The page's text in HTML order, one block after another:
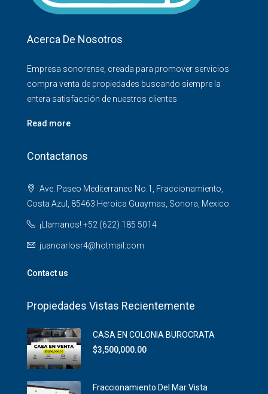
Acerca De Nosotros
Empresa sonorense, creada para promover servicios
compra venta de propiedades buscando siempre la
entera satisfacción de nuestros clientes
Read more
Contactanos
Ave. Paseo Mediterraneo No.1, Fraccionamiento,
Costa Azul, 85463 Heroica Guaymas, Sonora, Mexico.
¡Llamanos! +52 (622) 185 5014
juancarlosr4@hotmail.com
Contact us
Propiedades Vistas Recientemente
CASA EN COLONIA BUROCRATA
$3,500,000.00
Fraccionamiento Del Mar Vista